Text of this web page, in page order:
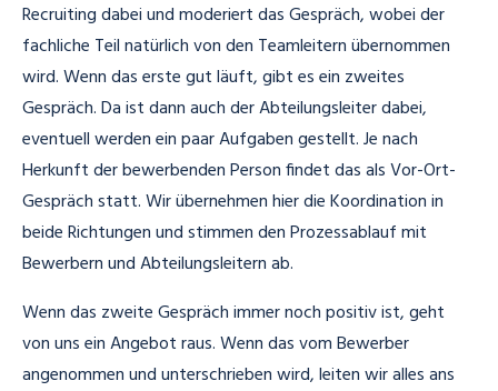
Recruiting dabei und moderiert das Gespräch, wobei der
fachliche Teil natürlich von den Teamleitern übernommen
wird. Wenn das erste gut läuft, gibt es ein zweites
Gespräch. Da ist dann auch der Abteilungsleiter dabei,
eventuell werden ein paar Aufgaben gestellt. Je nach
Herkunft der bewerbenden Person findet das als Vor-Ort-
Gespräch statt. Wir übernehmen hier die Koordination in
beide Richtungen und stimmen den Prozessablauf mit
Bewerbern und Abteilungsleitern ab.
Wenn das zweite Gespräch immer noch positiv ist, geht
von uns ein Angebot raus. Wenn das vom Bewerber
angenommen und unterschrieben wird, leiten wir alles ans